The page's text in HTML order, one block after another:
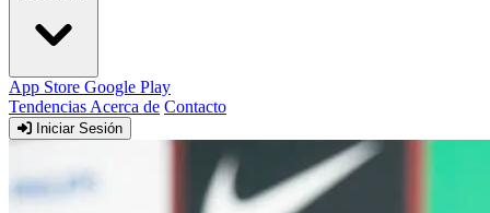
App Store Google Play
Tendencias Acerca de Contacto
Iniciar Sesión